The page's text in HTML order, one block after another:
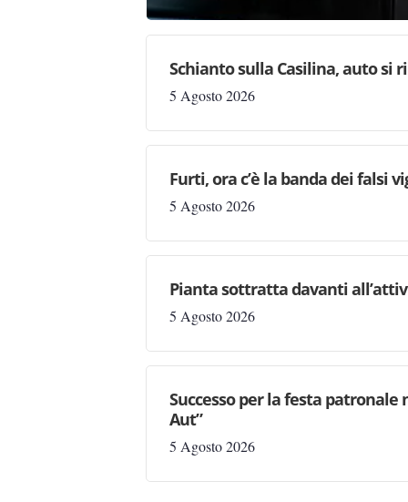
Schianto sulla Casilina, auto si
5 Agosto 2026
Furti, ora c’è la banda dei falsi
5 Agosto 2026
Pianta sottratta davanti
5 Agosto 2026
Successo per la festa
Aut”
5 Agosto 2026